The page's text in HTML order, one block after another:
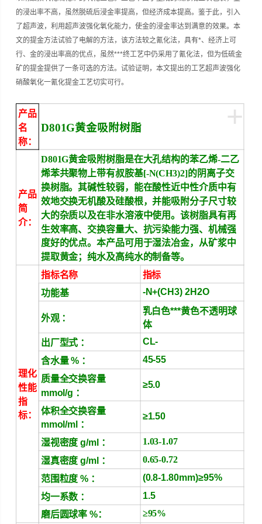
的浸出率不高，虽然脱硫后浸金率提高，但经济成本提高。鉴于此，引入
了超声波，利用超声波强化氧化能力，使金的浸金率达到满意的效果。本
文的提金方法试验了电解的方法，该方法较之氰化法，具有*、经济上可
行、金的浸出率高的优点，虽然***终工艺中仍采用了氰化法，但为低硫金
矿的提金提供了一条可选的方法。试验证明，本文提出的工艺超声波强化
硝酸氧化一氰化提金工艺切实可行。
+
产品
名
称：
D801G黄金吸附树脂
产品
简
介：
D801G黄金吸附树脂是在大孔结构的苯乙烯-二乙
烯苯共聚物上带有叔胺基[-N(CH3)2]的阴离子交
换树脂。其碱性较弱，能在酸性近中性介质中有
效地交换无机酸及硅酸根，并能吸附分子尺寸较
大的杂质以及在非水溶液中使用。该树脂具有再
生效率高、交换容量大、抗污染能力强、机械强
度好的优点。本产品可用于湿法冶金，从矿浆中
提取黄金；纯水及高纯水的制备等。
理化
性能
指
标：
指标名称
指标
功能基
-N+(CH3) 2H2O
外观 ：
乳白色***黄色不透明球
体
出厂型式 ：
CL-
含水量 % ：
45-55
质量全交换容量
mmol/g ：
≥5.0
体积全交换容量
mmol/ml ：
≥1.50
湿视密度 g/ml ：
1.03-1.07
湿真密度 g/ml ：
0.65-0.72
范围粒度 % ：
(0.8-1.80mm)≥95%
均一系数 ：
1.5
磨后圆球率 %：
≥95%